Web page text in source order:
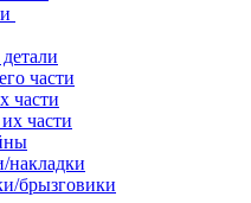
части
части
части
брызговики